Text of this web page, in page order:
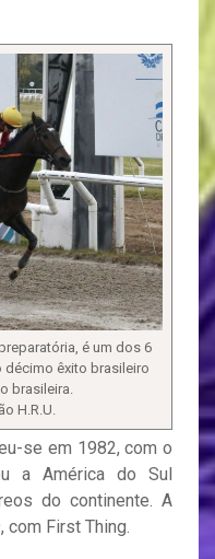
é um dos 6
décimo êxito brasileiro
brasileira.
H.R.U.
se em 1982, com o
a América do Sul
do continente. A
com First Thing.